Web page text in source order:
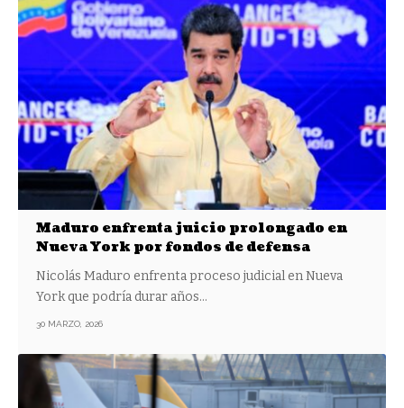
Maduro enfrenta juicio prolongado en
Nueva York por fondos de defensa
Nicolás Maduro enfrenta proceso judicial en Nueva
York que podría durar años…
30 MARZO, 2026